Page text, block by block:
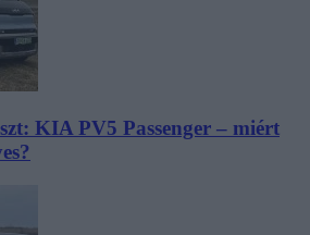
KIA PV5 Passenger – miért